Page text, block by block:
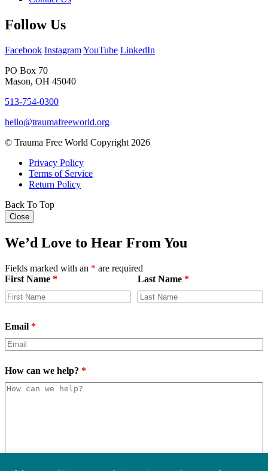
Follow Us
Facebook InstagramYouTube LinkedIn
PO Box 70
Mason, OH 45040
513-754-0300
hello@traumafreeworld.org
© Trauma Free World Copyright 2026
Privacy Policy
Terms of Service
Return Policy
Back To Top
Close
We’d Love to Hear From You
Fields marked with an * are required
First Name * Last Name *
Email *
How can we help? *